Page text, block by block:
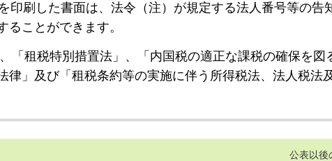
印刷した書面は、法令（注）が規定する法人番号等の告
ることができます。
、「租税特別措置法」、「内国税の適正な課税の確保を
律」及び「租税条約等の実施に伴う所得税法、法人税法
公表以後